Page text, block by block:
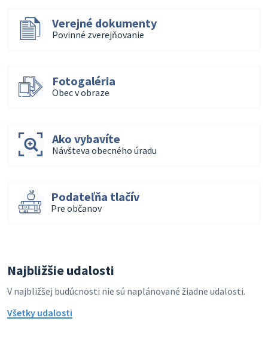
Verejné dokumenty
Povinné zverejňovanie
Fotogaléria
Obec v obraze
Ako vybavíte
Návšteva obecného úradu
Podateľňa tlačív
Pre občanov
Najbližšie udalosti
V najbližšej budúcnosti nie sú naplánované žiadne udalosti.
Všetky udalosti